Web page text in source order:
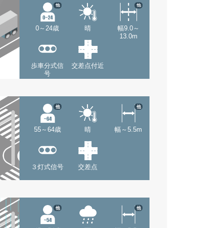
0～24歳
他
晴
幅9.0～
13.0m
他
歩車分式信
号
交差点付近
55～64歳
他
晴 幅～5.5m
他
３灯式信号 交差点
他 他